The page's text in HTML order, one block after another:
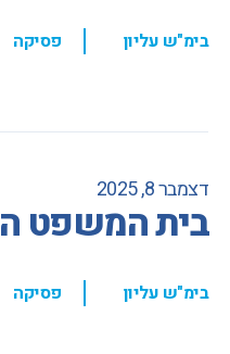
בימ"ש עליון , פסיקה
דצמבר 8, 2025
בית המשפט
בימ"ש עליון , פסיקה